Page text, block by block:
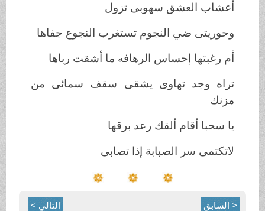
أعشاب العشق سهوبى تزول
وحوريتى ضي النجوم تستغرب النجوع جفاها
أم رغبتها إحساس الرهافه ما أشقت رباها
تراه وجد تهاوى يشقى سقف سمائى من
مزنك
يا سحبا أقام ألقك رعد برقها
لاتكتمى سر الصبابة إذا تصابى
< السابق التالي >